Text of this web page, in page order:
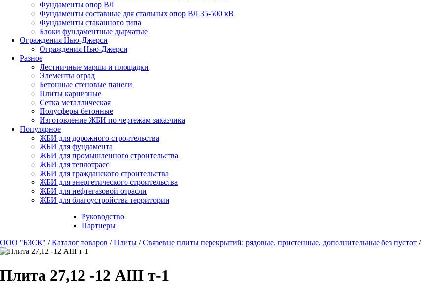
Фундаменты опор ВЛ
Фундаменты составные для стальных опор ВЛ 35-500 кВ
Фундаменты стаканного типа
Блоки фундаментные дырчатые
Ограждения Нью-Джерси
Ограждения Нью-Джерси
Разное
Лестничные марши и площадки
Элементы оград
Бетонные стеновые панели
Плиты карнизные
Сетка металлическая
Полусферы бетонные
Изготовление ЖБИ по чертежам заказчика
Популярное
ЖБИ для дорожного строительства
ЖБИ для фундамента
ЖБИ для промышленного строительства
ЖБИ для теплотрасс
ЖБИ для гражданского строительства
ЖБИ для энергетического строительства
ЖБИ для нефтегазовой отрасли
ЖБИ для благоустройства территории
Руководство
Партнеры
ООО "БЗСК" /Каталог товаров /Плиты /Связевые плиты перекрытий: рядовые, пристенные, дополнительные без пустот /
Плита 27,12 -12 AIII т-1